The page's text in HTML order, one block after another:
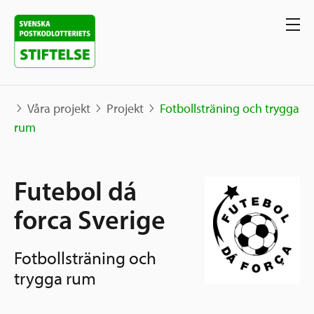
Projekt
Karta
Berättelser
Våra stöd
Grannskapsinitiativet
Utlysningar
Sök stöd
Ansök
Våra projekt Projekt
Fotbollsträning och trygga
rum
Futebol dá
forca Sverige
Fotbollsträning och
trygga rum